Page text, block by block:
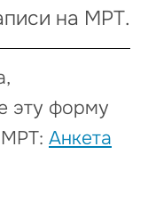
на МРТ.
эту форму
Анкета